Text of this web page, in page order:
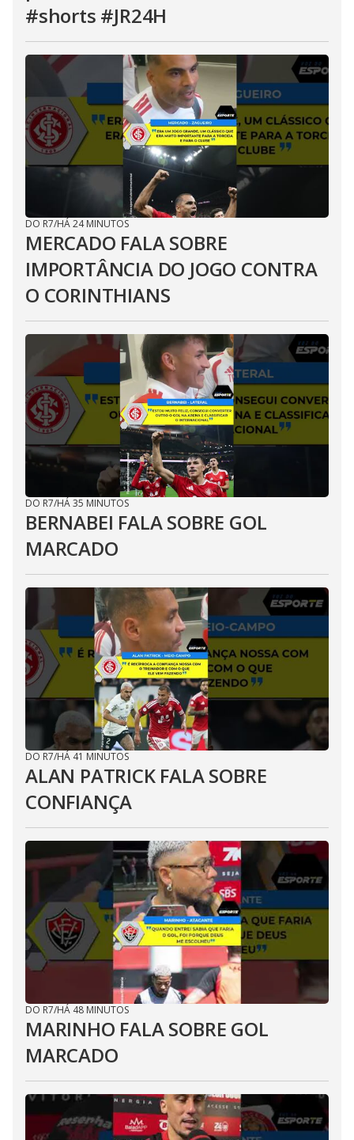
#shorts #JR24H
DO R7/HÁ 24 MINUTOS
MERCADO FALA SOBRE
IMPORTÂNCIA DO JOGO CONTRA
O CORINTHIANS
DO R7/HÁ 35 MINUTOS
BERNABEI FALA SOBRE GOL
MARCADO
DO R7/HÁ 41 MINUTOS
ALAN PATRICK FALA SOBRE
CONFIANÇA
DO R7/HÁ 48 MINUTOS
MARINHO FALA SOBRE GOL
MARCADO